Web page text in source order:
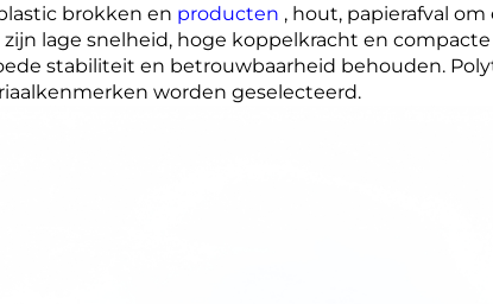
brokken en producten , hout, papierafval om
lage snelheid, hoge koppelkracht en compacte
stabiliteit en betrouwbaarheid behouden.
worden geselecteerd.